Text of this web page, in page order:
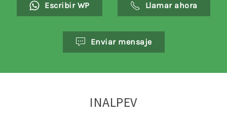
Escribir WP Llamar ahora
Enviar mensaje
INALPEV